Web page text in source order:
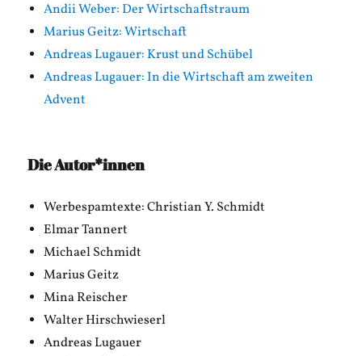
Andii Weber: Der Wirtschaftstraum
Marius Geitz: Wirtschaft
Andreas Lugauer: Krust und Schübel
Andreas Lugauer: In die Wirtschaft am zweiten
Advent
Die Autor*innen
Werbespamtexte: Christian Y. Schmidt
Elmar Tannert
Michael Schmidt
Marius Geitz
Mina Reischer
Walter Hirschwieserl
Andreas Lugauer